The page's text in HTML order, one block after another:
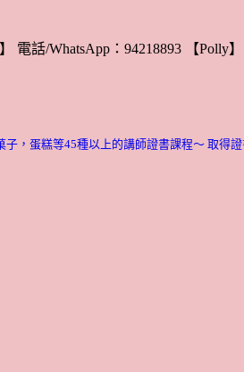
電話/WhatsApp：94218893 【
子，蛋糕等45種以上的講師證書課程～ 取得